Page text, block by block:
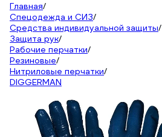
Главная/
Спецодежда и СИЗ/
Средства индивидуальной защиты/
Защита рук/
Рабочие перчатки/
Резиновые/
Нитриловые перчатки/
DIGGERMAN